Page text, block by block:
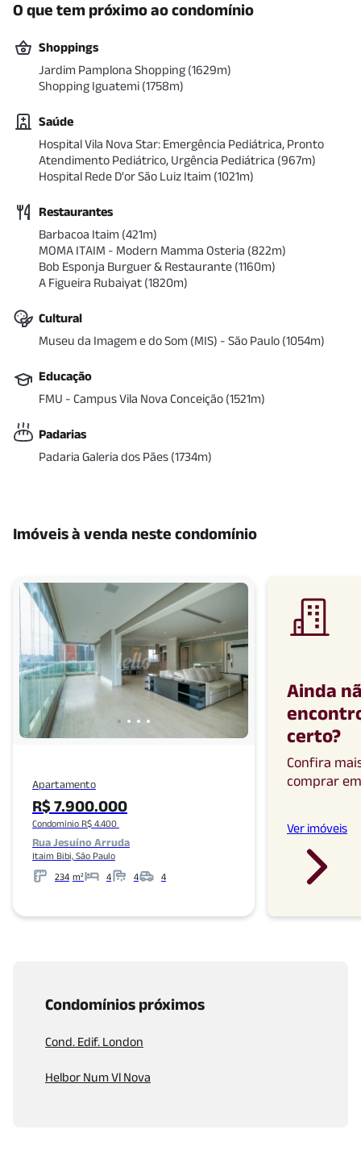
O que tem próximo ao condomínio
Shoppings
Jardim Pamplona Shopping (1629m)
Shopping Iguatemi (1758m)
Saúde
Hospital Vila Nova Star: Emergência Pediátrica, Pronto
Atendimento Pediátrico, Urgência Pediátrica (967m)
Hospital Rede D'or São Luiz Itaim (1021m)
Restaurantes
Barbacoa Itaim (421m)
MOMA ITAIM - Modern Mamma Osteria (822m)
Bob Esponja Burguer & Restaurante (1160m)
A Figueira Rubaiyat (1820m)
Cultural
Museu da Imagem e do Som (MIS) - São Paulo (1054m)
Educação
FMU - Campus Vila Nova Conceição (1521m)
Padarias
Padaria Galeria dos Pães (1734m)
Imóveis à venda neste condomínio
Apartamento
R$ 7.900.000
Condomínio R$ 4.400
Rua Jesuíno Arruda
Itaim Bibi, São Paulo
234 m²
Metros 4 4
Banheiros 4
Garagens
Ainda
certo?
Confira
comprar
Ver imóveis
Condomínios próximos
Cond. Edif. London
Helbor Num Vl Nova